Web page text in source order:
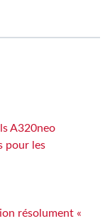
A320neo
pour les
résolument «